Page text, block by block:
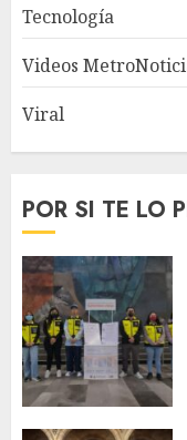
Tecnología
Videos
Viral
POR SI TE LO